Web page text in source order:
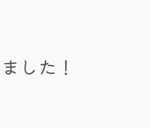
した！